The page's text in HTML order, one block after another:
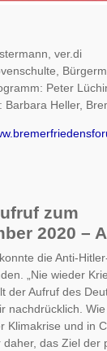
ver.di
Peter
Barbara Heller,
zum
2020 –
die Anti-
„Nie wieder
der Aufruf des
nachdrücklich.
Klimakrise und in
daher, das Ziel